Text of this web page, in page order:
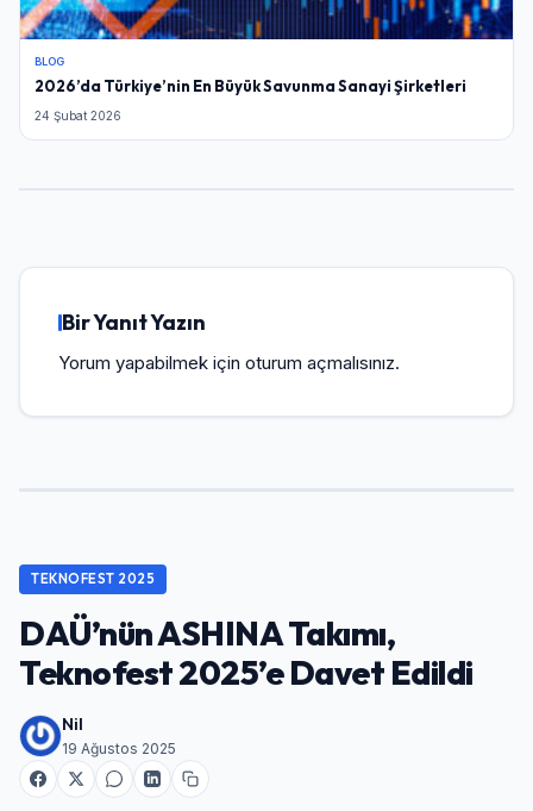
BLOG
2026’da Türkiye’nin En Büyük Savunma Sanayi Şirketleri
24 Şubat 2026
Bir Yanıt Yazın
Yorum yapabilmek için oturum açmalısınız.
TEKNOFEST 2025
DAÜ’nün ASHINA Takımı,
Teknofest 2025’e Davet Edildi
Nil
19 Ağustos 2025